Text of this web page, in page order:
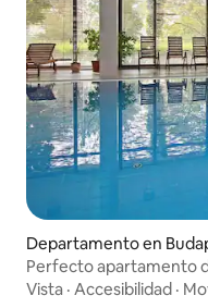
Departamento en
Perfecto apartamento
gimnasio gratuitos
Vista · Accesibilidad ·